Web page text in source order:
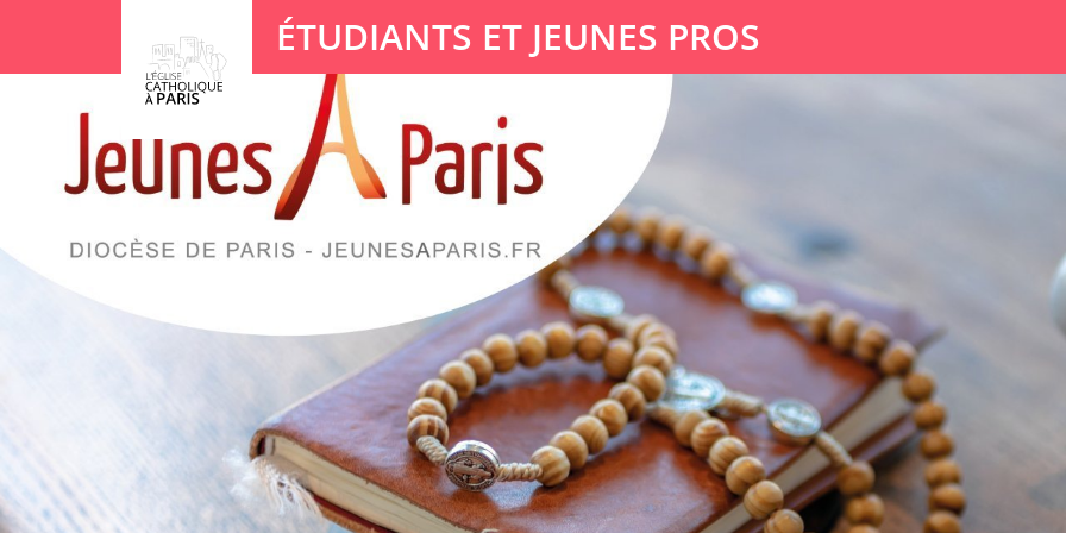
ÉTUDIANTS ET JEUNES PROS
Votre recherche
Panneau de gestion des cookies